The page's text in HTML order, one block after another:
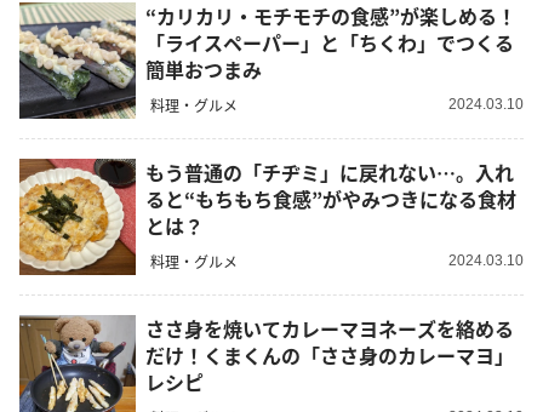
“カリカリ・モチモチの食感”が楽しめる！
「ライスペーパー」と「ちくわ」でつくる
簡単おつまみ
料理・グルメ 2024.03.10
もう普通の「チヂミ」に戻れない…。入れ
ると“もちもち食感”がやみつきになる食材
とは？
料理・グルメ 2024.03.10
ささ身を焼いてカレーマヨネーズを絡める
だけ！くまくんの「ささ身のカレーマヨ」
レシピ